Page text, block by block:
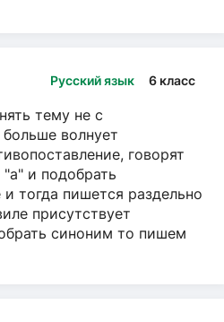
Русский язык 6 класс
тему не с
волнует
говорят
и подобрать
тогда пишется раздельно
присутствует
синоним то пишем